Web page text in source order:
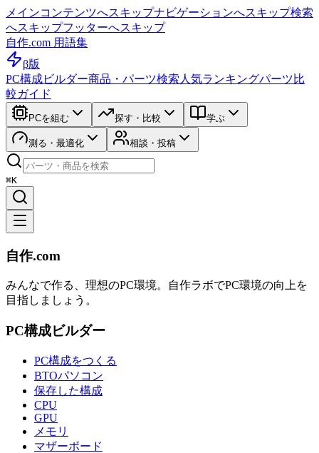
メインコンテンツへスキップナビゲーションへスキップ検索
へスキップフッターへスキップ
自作.com 用語集
β版
PC構成ビルダー商品・パーツ検索 人気ランキングパーツ比
較ガイド
PCを組む 探す・比較 学ぶ
測る・最適化 相談・投稿
⌘K
自作.com
みんなで作る、理想のPC環境。 自作ラボでPC環境の向上を
目指しましょう。
PC構成ビルダー
PC構成をつくる
BTOパソコン
保存した構成
CPU
GPU
メモリ
マザーボード